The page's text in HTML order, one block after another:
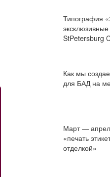
Типография
StPetersburg
Как мы
для БАД на
Март —
«печать
отделкой»